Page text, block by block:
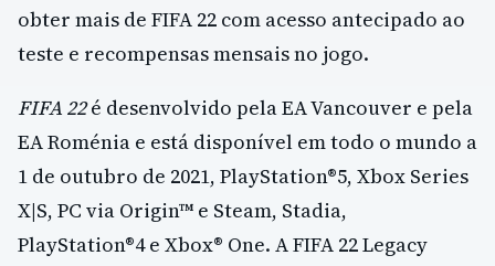
obter mais de FIFA 22 com acesso antecipado ao
teste e recompensas mensais no jogo.
FIFA 22é desenvolvido pela EA Vancouver e pela
EA Roménia e está disponível em todo o mundo a
1 de outubro de 2021, PlayStation®5, Xbox Series
X|S, PC via Origin™ e Steam, Stadia,
PlayStation®4 e Xbox® One. A FIFA 22 Legacy